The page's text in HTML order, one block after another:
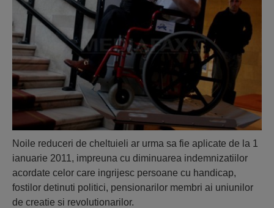
Noile reduceri de cheltuieli ar urma sa fie aplicate de la 1
ianuarie 2011, impreuna cu diminuarea indemnizatiilor
acordate celor care ingrijesc persoane cu handicap,
fostilor detinuti politici, pensionarilor membri ai uniunilor
de creatie si revolutionarilor.